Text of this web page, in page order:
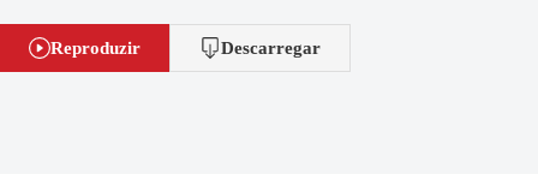
Reproduzir Descarregar